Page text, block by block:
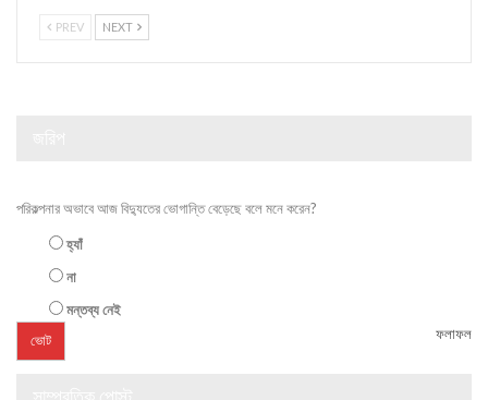
PREV NEXT
পরিকল্পনার অভাবে আজ বিদ্যুতের ভোগান্তি বেড়েছে বলে মনে করেন?
হ্যাঁ
না
মন্তব্য নেই
ফলাফল